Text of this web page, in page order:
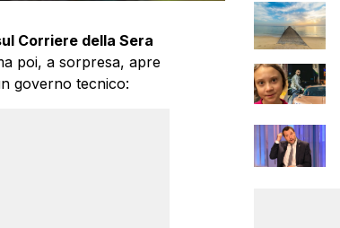
Corriere della Sera
poi, a sorpresa, apre
governo tecnico: